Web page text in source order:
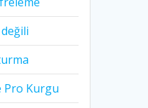
Pro Kurgu